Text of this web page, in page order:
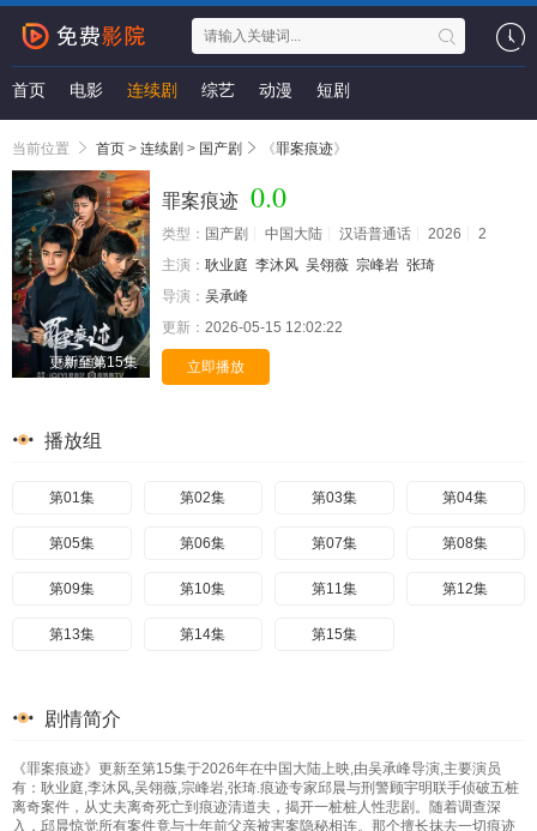
首页 电影 连续剧 综艺 动漫 短剧
当前位置 首页 > 连续剧 > 国产剧 《罪案痕迹》
更新至第15集
罪案痕迹 0.0
类型： 国产剧 中国大陆 汉语普通话 2026
2
主演： 耿业庭 李沐风 吴翎薇 宗峰岩 张琦
导演： 吴承峰
更新： 2026-05-15 12:02:22
立即播放
播放组
第01集 第02集 第03集 第04集
第05集 第06集 第07集 第08集
第09集 第10集 第11集 第12集
第13集 第14集 第15集
剧情简介
《罪案痕迹》更新至第15集于2026年在中国大陆上映,由吴承峰导演,主要演员
有：耿业庭,李沐风,吴翎薇,宗峰岩,张琦.痕迹专家邱晨与刑警顾宇明联手侦破五桩
离奇案件，从丈夫离奇死亡到痕迹清道夫，揭开一桩桩人性悲剧。随着调查深
入，邱晨惊觉所有案件竟与十年前父亲被害案隐秘相连。那个擅长抹去一切痕迹